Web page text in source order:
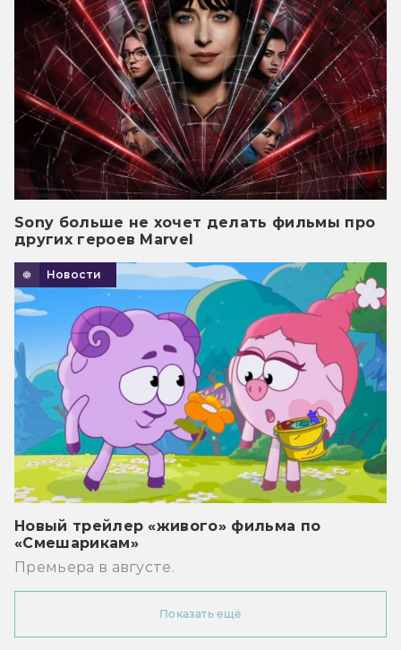
Sony больше не хочет делать фильмы про
других героев Marvel
Новости
Новый трейлер «живого» фильма по
«Смешарикам»
Премьера в августе.
Показать ещё